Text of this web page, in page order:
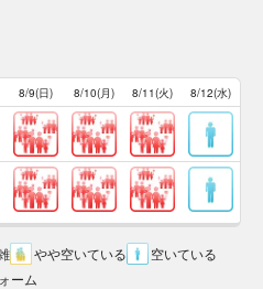
8/9(日) 8/10(月) 8/11(火) 8/12(水)
やや空いている
空いている
ーム